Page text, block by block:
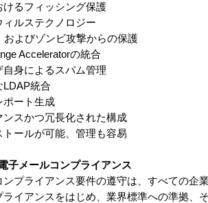
けるフィッシング保護
ィルステクノロジー
およびゾンビ攻撃からの保護
Acceleratorの統合
自身によるスパム管理
LDAP統合
ポート生成
ンスかつ冗長化された構成
トールが可能、管理も容易
子メールコンプライアンス
ンプライアンス要件の遵守は、すべての企
ライアンスをはじめ、業界標準への準拠、